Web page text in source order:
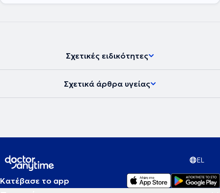
Σχετικές ειδικότητες
Σχετικά άρθρα υγείας
EL
Κατέβασε το app